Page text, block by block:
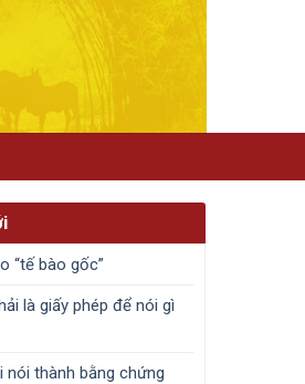
“tế bào gốc”
là giấy phép để nói gì
nói thành bằng chứng